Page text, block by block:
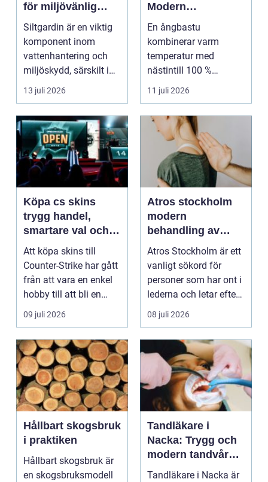
för miljövänlig
vattenhantering
Siltgardin är en viktig
komponent inom
vattenhantering och
miljöskydd, särskilt i
verksamheter som i...
13 juli 2026
Modern
återhämtning med
uråldrig logik
En ångbastu
kombinerar varm
temperatur med
nästintill 100 %
luftfuktighet för att
sk...
11 juli 2026
Köpa cs skins
trygg handel,
smartare val och
bättre affärer
Att köpa skins till
Counter-Strike har gått
från att vara en enkel
hobby till att bli en
egen liten ...
09 juli 2026
Atros stockholm
modern
behandling av
ledbesvär i
huvudstaden
Atros Stockholm är ett
vanligt sökord för
personer som har ont i
lederna och letar efter
hjälp i huv...
08 juli 2026
Hållbart skogsbruk
i praktiken
Hållbart skogsbruk är
en skogsbruksmodell
Tandläkare i
Nacka: Trygg och
modern tandvård
nära dig
Tandläkare i Nacka är